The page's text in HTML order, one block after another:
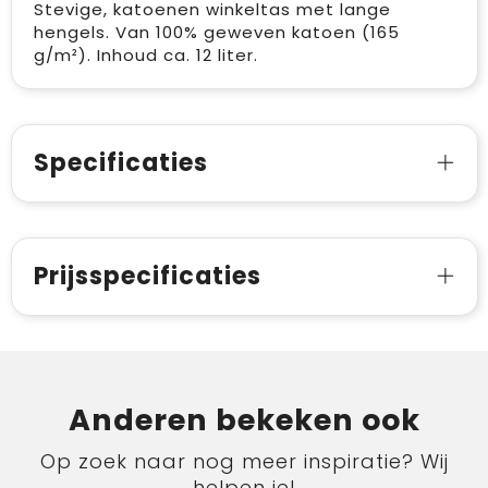
Stevige, katoenen winkeltas met lange
hengels. Van 100% geweven katoen (165
g/m²). Inhoud ca. 12 liter.
Specificaties
Prijsspecificaties
Anderen bekeken ook
Op zoek naar nog meer inspiratie? Wij